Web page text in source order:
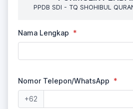
PPDB SDI - TQ SHOHIBUL
Nama Lengkap
Nomor Telepon/WhatsApp
+62